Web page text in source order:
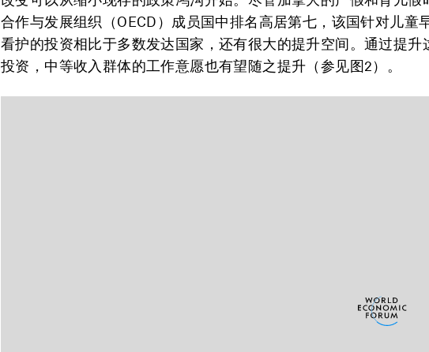
合作与发展组织（OECD）成员国中排名高居第七，该国针对儿童
看护的投资相比于多数发达国家，还有很大的提升空间。通过提升
投资，中等收入群体的工作意愿也有望随之提升（参见图2）。